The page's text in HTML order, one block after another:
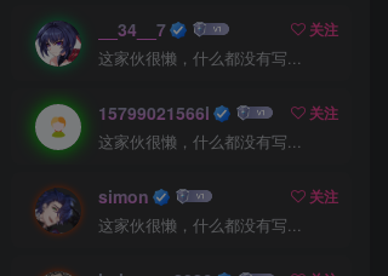
__34__7
关注
这家伙很懒，什么都没有写...
15799021566l
关注
这家伙很懒，什么都没有写...
simon
关注
这家伙很懒，什么都没有写...